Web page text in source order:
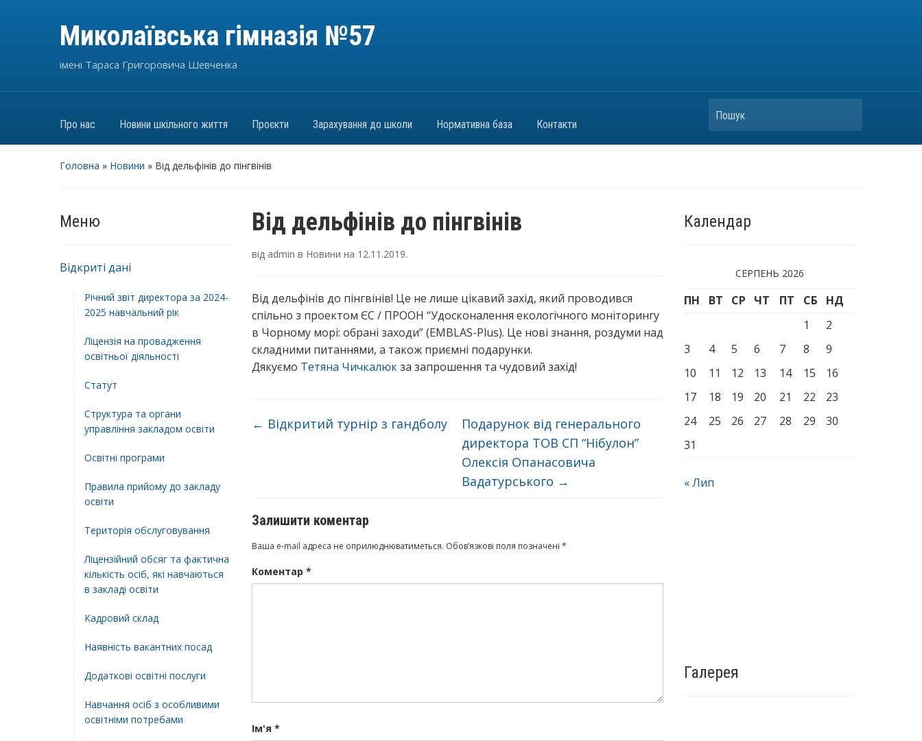
Миколаївська гімназія №57
імені Тараса Григоровича Шевченка
Про нас Новини шкільного життя Проєкти Зарахування до школи Нормативна база Контакти
Пошук
Головна » Новини » Від дельфінів до пінгвінів
Меню
Відкриті дані
Річний звіт директора за 2024-
2025 навчальний рік
Ліцензія на провадження
освітньої діяльності
Статут
Структура та органи
управління закладом освіти
Освiтнi програми
Правила прийому до закладу
освіти
Територiя обслуговування
Ліцензійний обсяг та фактична
кількість осіб, які навчаються
в закладі освіти
Кадровий склад
Наявність вакантних посад
Додатковi освiтнi послуги
Навчання осіб з особливими
освітніми потребами
Від дельфінів до пінгвінів
від admin в Новини на 12.11.2019.
Від дельфінів до пінгвінів! Це не лише цікавий захід, який проводився
спільно з проектом ЄС / ПРООН “Удосконалення екологічного моніторингу
в Чорному морі: обрані заходи” (EMBLAS-Plus). Це нові знання, роздуми над
складними питаннями, а також приємні подарунки.
Дякуємо Тетяна Чичкалюкза запрошення та чудовий захід!
← Відкритий турнір з гандболу
Подарунок від генерального
директора ТОВ СП “Нібулон”
Олексія Опанасовича
Вадатурського →
Залишити коментар
Ваша e-mail адреса не оприлюднюватиметься. Обов’язкові поля позначені *
Коментар *
Ім'я *
Календар
СЕРПЕНЬ 2026
ПН ВТ СР ЧТ ПТ СБ
НД
1
2
3
4 5 6 7 8
9
10
11 12 13 14 15
16
17
18 19 20 21 22
23
24
25 26 27 28 29
30
31
« Лип
Галерея